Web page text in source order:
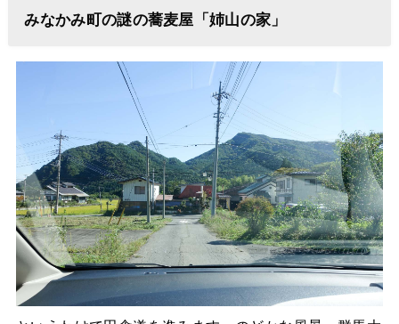
みなかみ町の謎の蕎麦屋「姉山の家」